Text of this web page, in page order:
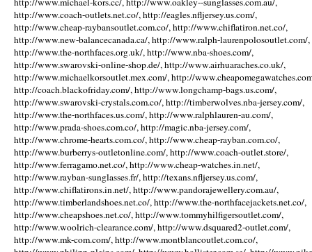
http://www.coach-outlets.net.co/, http://eagles.nfljersey.us.com/,
http://www.cheap-raybansoutlet.com.co/, http://www.chiflatiron.net.co/,
http://www.new-balancecanada.ca/, http://www.ralph-laurenpolosoutlet.com/,
http://www.the-northfaces.org.uk/, http://www.nba-shoes.com/,
http://www.swarovski-online-shop.de/, http://www.airhuaraches.co.uk/,
http://www.michaelkorsoutlet.mex.com/, http://
http://coach.blackofriday.com/, http://www.longchamp-bags.us.com/,
http://www.swarovski-crystals.com.co/, http://timberwolves.nba-jersey.com/,
http://www.the-northfaces.us.com/, http://www.ralphlauren-au.com/,
http://www.prada-shoes.com.co/, http://magic.nba-jersey.com/,
http://www.chrome-hearts.com.co/, http://www.cheap-rayban.com.co/,
http://www.burberrys-outletonline.com/, http://www.coach-outlet.store/,
http://www.ferragamo.net.co/, http://www.cheap-watches.in.net/,
http://www.rayban-sunglasses.fr/, http://texans.nfljersey.us.com/,
http://www.chiflatirons.in.net/, http://www.pandorajewellery.com.au/,
http://www.timberlandshoes.net.co/, http://www.the-northfacejackets.net.co/,
http://www.cheapshoes.net.co/, http://www.tommyhilfigersoutlet.com/,
http://www.woolrich-clearance.com/, http://www.dsquared2-outlet.com/,
http://www.mk-com.com/, http://www.montblancoutlet.com.co/,